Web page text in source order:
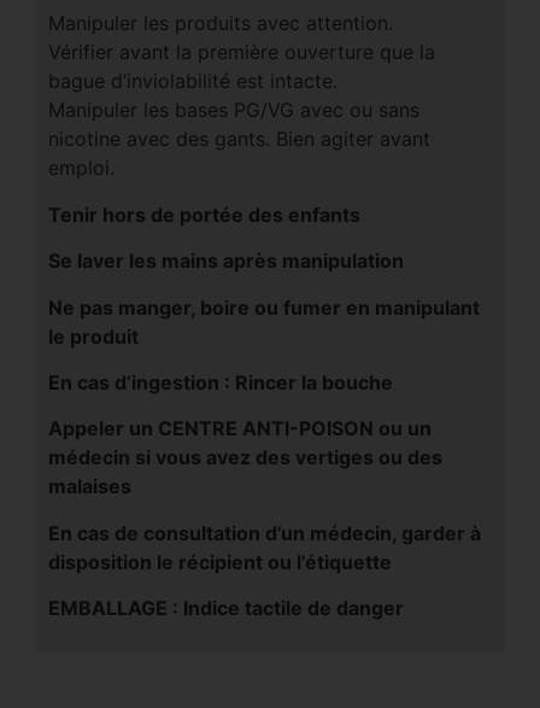
Manipuler les produits avec attention.
Vérifier avant la première ouverture que la
bague d’inviolabilité est intacte.
Manipuler les bases PG/VG avec ou sans
nicotine avec des gants. Bien agiter avant
emploi.
Tenir hors de portée des enfants
Se laver les mains après manipulation
Ne pas manger, boire ou fumer en manipulant
le produit
En cas d’ingestion : Rincer la bouche
Appeler un CENTRE ANTI-POISON ou un
médecin si vous avez des vertiges ou des
malaises
En cas de consultation d’un médecin, garder à
disposition le récipient ou l’étiquette
EMBALLAGE : Indice tactile de danger